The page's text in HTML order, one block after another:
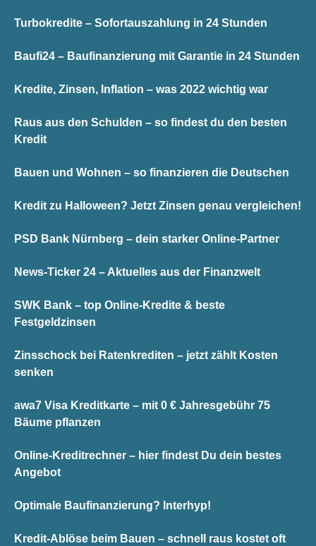
Turbokredite – Sofortauszahlung in 24 Stunden
Baufi24 – Baufinanzierung mit Garantie in 24 Stunden
Kredite, Zinsen, Inflation – was 2022 wichtig war
Raus aus den Schulden – so findest du den besten
Kredit
Bauen und Wohnen – so finanzieren die Deutschen
Kredit zu Halloween? Jetzt Zinsen genau vergleichen!
PSD Bank Nürnberg – dein starker Online-Partner
News-Ticker 24 – Aktuelles aus der Finanzwelt
SWK Bank – top Online-Kredite & beste
Festgeldzinsen
Zinsschock bei Ratenkrediten – jetzt zählt Kosten
senken
awa7 Visa Kreditkarte – mit 0 € Jahresgebühr 75
Bäume pflanzen
Online-Kreditrechner – hier findest Du dein bestes
Angebot
Optimale Baufinanzierung? Interhyp!
Kredit-Ablöse beim Bauen – schnell raus kostet oft